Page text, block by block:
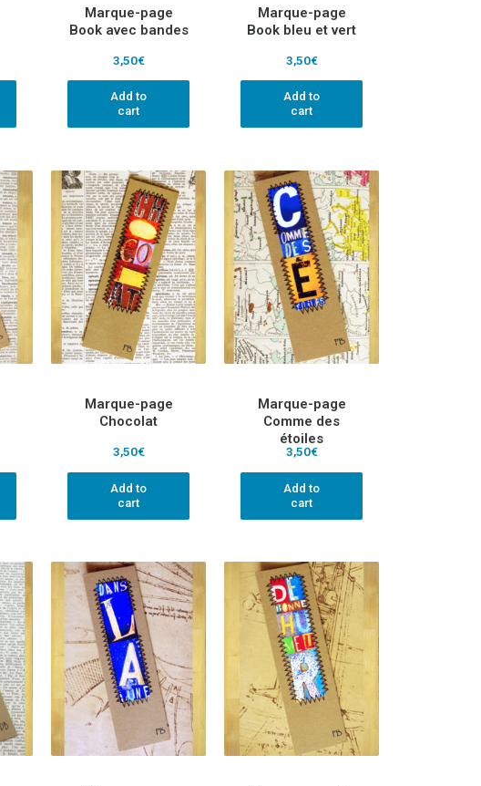
Marque-page
Book avec bandes
3,50€
Add to
cart
Marque-page
Book bleu et vert
3,50€
Add to
cart
Marque-page
Chocolat
3,50€
Add to
cart
Marque-page
Comme des
étoiles
3,50€
Add to
cart